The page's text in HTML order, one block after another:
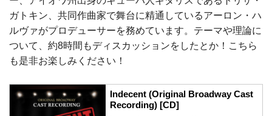
ガトキン、共同作曲家で舞台に精通しているアーロン・ハ
ルヴァがプロデューサーを務めています。テーマや理論に
ついて、約8時間もディスカッションをしたとか！こちら
も是非お楽しみください！
Indecent (Original Broadway Cast
Recording) [CD]